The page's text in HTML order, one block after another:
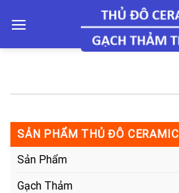
SẢN PHẨM THỦ ĐÔ CERAMIC
Sản Phẩm
Gạch Thảm